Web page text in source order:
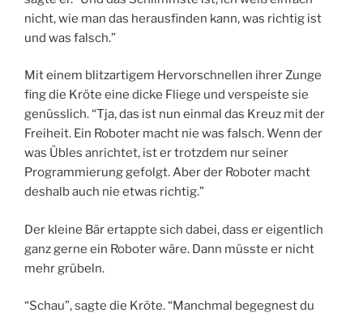
nicht, wie man das herausfinden kann, was richtig ist
und was falsch.”
Mit einem blitzartigem Hervorschnellen ihrer Zunge
fing die Kröte eine dicke Fliege und verspeiste sie
genüsslich. “Tja, das ist nun einmal das Kreuz mit der
Freiheit. Ein Roboter macht nie was falsch. Wenn der
was Übles anrichtet, ist er trotzdem nur seiner
Programmierung gefolgt. Aber der Roboter macht
deshalb auch nie etwas richtig.”
Der kleine Bär ertappte sich dabei, dass er eigentlich
ganz gerne ein Roboter wäre. Dann müsste er nicht
mehr grübeln.
“Schau”, sagte die Kröte. “Manchmal begegnest du